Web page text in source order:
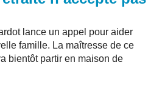
lance un appel pour aider
famille. La maîtresse de ce
bientôt partir en maison de